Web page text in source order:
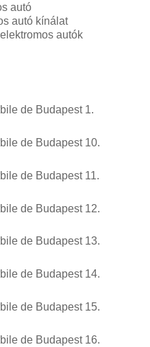
autó
autó kínálat
autók
de Budapest 1.
de Budapest 10.
de Budapest 11.
de Budapest 12.
de Budapest 13.
de Budapest 14.
de Budapest 15.
de Budapest 16.